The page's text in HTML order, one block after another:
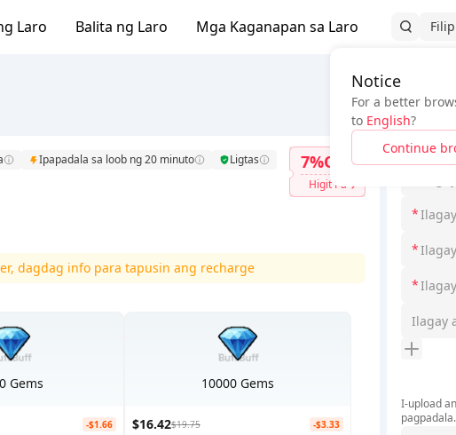
Laro Balita ng Laro Mga Kaganapan sa Laro
*
*
*
*
I-upload
pagpadala.
Ipapadala sa loob ng 20 minuto Ligtas 7%OFF
Higit Pa
dagdag info para tapusin ang recharge
Gems
-$1.66
10000 Gems
$16.42$19.75 -$3.33
Notice
For a better
to English?
Continue